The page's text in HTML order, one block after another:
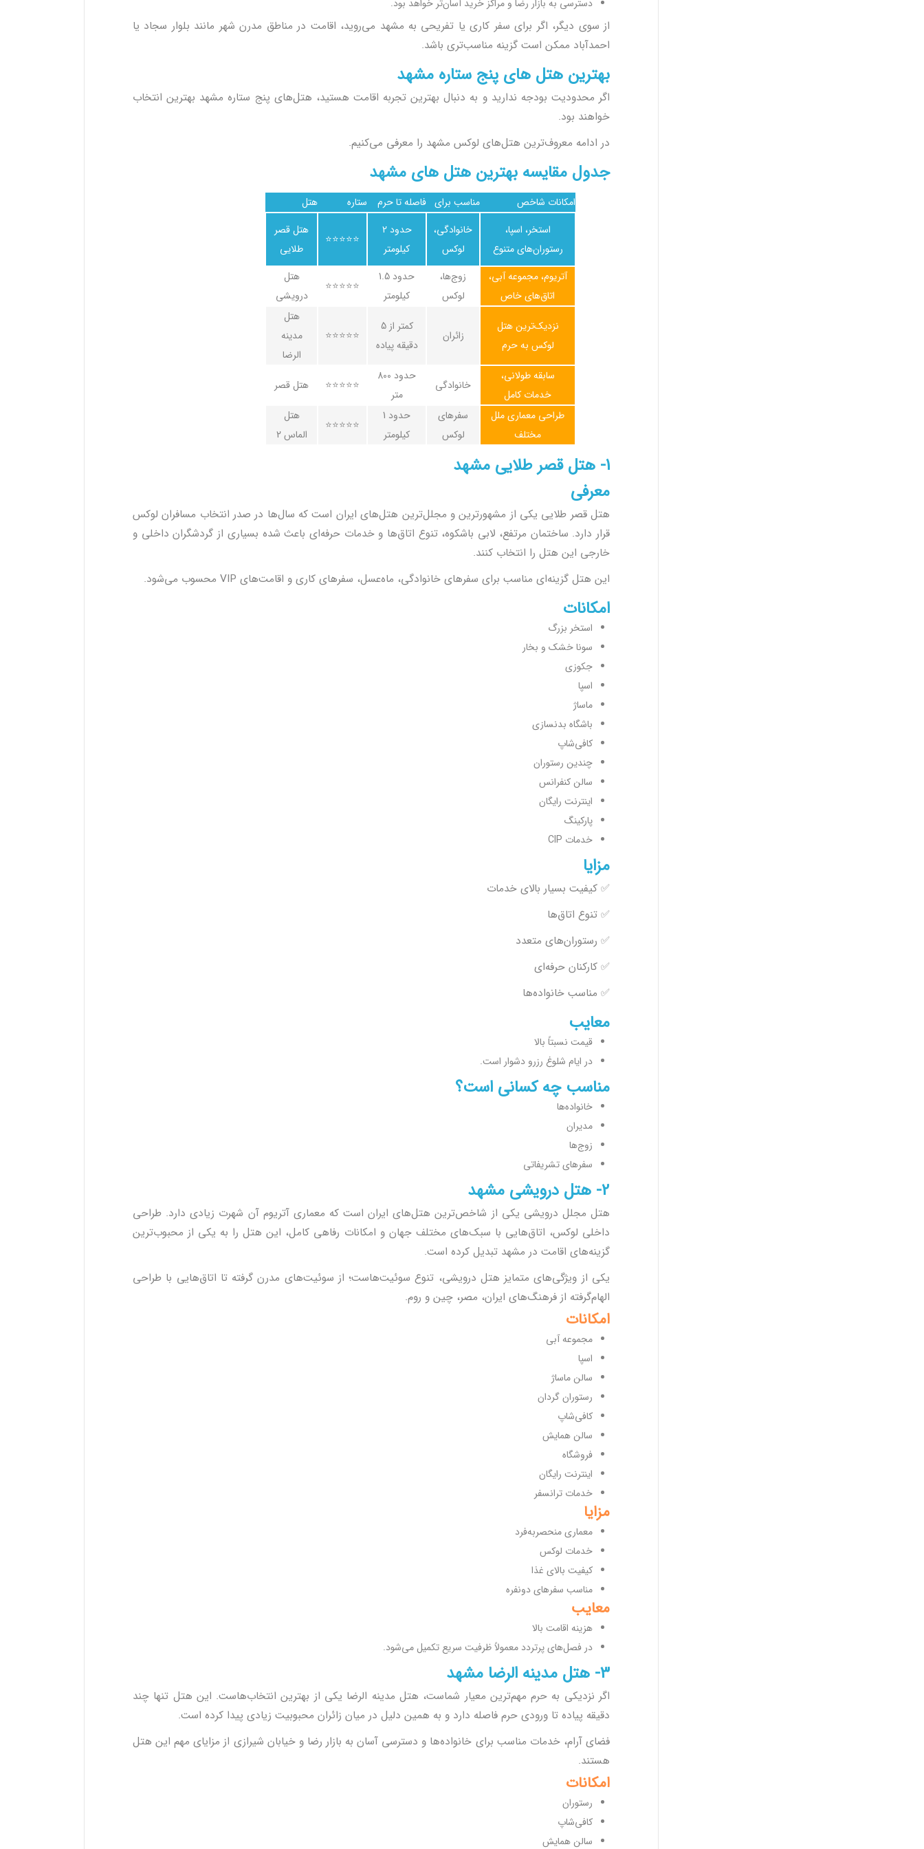
دسترسی به بازار رضا و مراکز خرید آسان‌تر خواهد بود.
از سوی دیگر، اگر برای سفر کاری یا تفریحی به مشهد می‌روید، اقامت در مناطق مدرن شهر مانند بلوار سجاد یا
احمدآباد ممکن است گزینه مناسب‌تری باشد.
بهترین هتل های پنج ستاره مشهد
اگر محدودیت بودجه ندارید و به دنبال بهترین تجربه اقامت هستید، هتل‌های پنج ستاره مشهد بهترین انتخاب
خواهند بود.
در ادامه معروف‌ترین هتل‌های لوکس مشهد را معرفی می‌کنیم.
جدول مقایسه بهترین هتل های مشهد
هتل ستاره فاصله تا حرم مناسب برای
امکانات شاخص
هتل قصر
طلایی
⭐⭐⭐⭐⭐
حدود 2
کیلومتر
خانوادگی،
لوکس
استخر، اسپا،
رستوران‌های متنوع
هتل
درویشی
⭐⭐⭐⭐⭐
حدود 1.5
کیلومتر
زوج‌ها،
لوکس
آتریوم، مجموعه آبی،
اتاق‌های خاص
هتل
مدینه
الرضا
⭐⭐⭐⭐⭐
کمتر از 5
دقیقه پیاده
زائران
نزدیک‌ترین هتل
لوکس به حرم
هتل قصر ⭐⭐⭐⭐⭐
حدود 800
متر
خانوادگی
سابقه طولانی،
خدمات کامل
هتل
الماس 2
⭐⭐⭐⭐⭐
حدود 1
کیلومتر
سفرهای
لوکس
طراحی معماری ملل
مختلف
1- هتل قصر طلایی مشهد
معرفی
هتل قصر طلایی یکی از مشهورترین و مجلل‌ترین هتل‌های ایران است که سال‌ها در صدر انتخاب مسافران لوکس
قرار دارد. ساختمان مرتفع، لابی باشکوه، تنوع اتاق‌ها و خدمات حرفه‌ای باعث شده بسیاری از گردشگران داخلی و
خارجی این هتل را انتخاب کنند.
این هتل گزینه‌ای مناسب برای سفرهای خانوادگی، ماه‌عسل، سفرهای کاری و اقامت‌های VIP محسوب می‌شود.
امکانات
استخر بزرگ
سونا خشک و بخار
جکوزی
اسپا
ماساژ
باشگاه بدنسازی
کافی‌شاپ
چندین رستوران
سالن کنفرانس
اینترنت رایگان
پارکینگ
خدمات CIP
مزایا
✅ کیفیت بسیار بالای خدمات
✅ تنوع اتاق‌ها
✅ رستوران‌های متعدد
✅ کارکنان حرفه‌ای
✅ مناسب خانواده‌ها
معایب
قیمت نسبتاً بالا
در ایام شلوغ رزرو دشوار است.
مناسب چه کسانی است؟
خانواده‌ها
مدیران
زوج‌ها
سفرهای تشریفاتی
2- هتل درویشی مشهد
هتل مجلل درویشی یکی از شاخص‌ترین هتل‌های ایران است که معماری آتریوم آن شهرت زیادی دارد. طراحی
داخلی لوکس، اتاق‌هایی با سبک‌های مختلف جهان و امکانات رفاهی کامل، این هتل را به یکی از محبوب‌ترین
گزینه‌های اقامت در مشهد تبدیل کرده است.
یکی از ویژگی‌های متمایز هتل درویشی، تنوع سوئیت‌هاست؛ از سوئیت‌های مدرن گرفته تا اتاق‌هایی با طراحی
الهام‌گرفته از فرهنگ‌های ایران، مصر، چین و روم.
امکانات
مجموعه آبی
اسپا
سالن ماساژ
رستوران گردان
کافی‌شاپ
سالن همایش
فروشگاه
اینترنت رایگان
خدمات ترانسفر
مزایا
معماری منحصربه‌فرد
خدمات لوکس
کیفیت بالای غذا
مناسب سفرهای دونفره
معایب
هزینه اقامت بالا
در فصل‌های پرتردد معمولاً ظرفیت سریع تکمیل می‌شود.
3- هتل مدینه الرضا مشهد
اگر نزدیکی به حرم مهم‌ترین معیار شماست، هتل مدینه الرضا یکی از بهترین انتخاب‌هاست. این هتل تنها چند
دقیقه پیاده تا ورودی حرم فاصله دارد و به همین دلیل در میان زائران محبوبیت زیادی پیدا کرده است.
فضای آرام، خدمات مناسب برای خانواده‌ها و دسترسی آسان به بازار رضا و خیابان شیرازی از مزایای مهم این هتل
هستند.
امکانات
رستوران
کافی‌شاپ
سالن همایش